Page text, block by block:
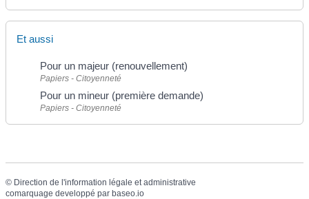
Et aussi
Pour un majeur (renouvellement)
Papiers - Citoyenneté
Pour un mineur (première demande)
Papiers - Citoyenneté
© Direction de l'information légale et administrative
comarquage developpé par baseo.io